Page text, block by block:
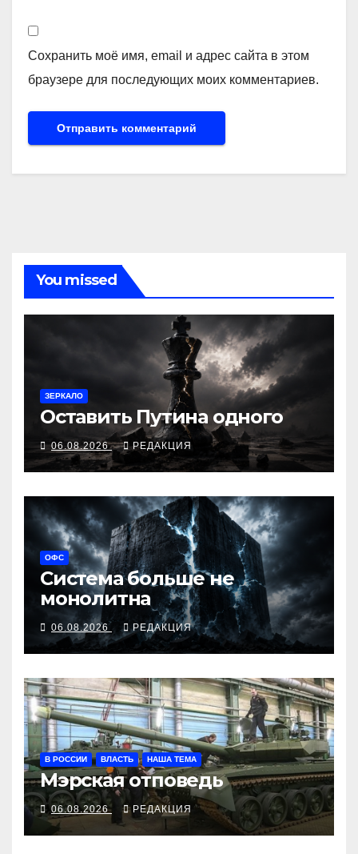
Сохранить моё имя, email и адрес сайта в этом
браузере для последующих моих комментариев.
You missed
ЗЕРКАЛО
Оставить Путина одного
06.08.2026 РЕДАКЦИЯ
ОФС
Система больше не
монолитна
06.08.2026 РЕДАКЦИЯ
В РОССИИ ВЛАСТЬ НАША ТЕМА
Мэрская отповедь
06.08.2026 РЕДАКЦИЯ